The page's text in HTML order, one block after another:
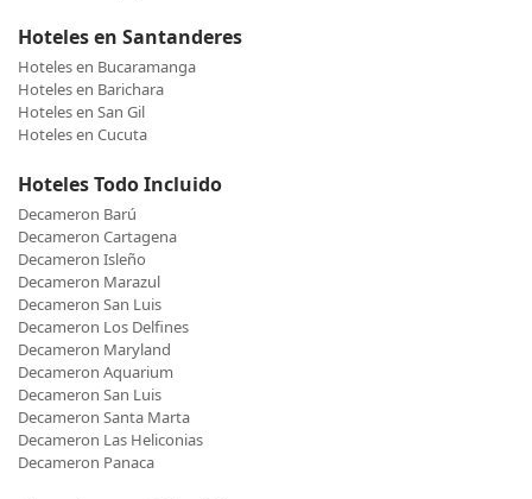
Hoteles en Santanderes
Hoteles en Bucaramanga
Hoteles en Barichara
Hoteles en San Gil
Hoteles en Cucuta
Hoteles Todo Incluido
Decameron Barú
Decameron Cartagena
Decameron Isleño
Decameron Marazul
Decameron San Luis
Decameron Los Delfines
Decameron Maryland
Decameron Aquarium
Decameron San Luis
Decameron Santa Marta
Decameron Las Heliconias
Decameron Panaca